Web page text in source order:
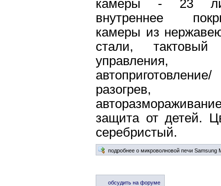
камеры - 23
внутреннее
камеры из
стали,
управления,
автоприготовление/
разогрев,
защита от детей.
серебристый.
подробнее о микроволновой печи Samsung
обсудить на форуме